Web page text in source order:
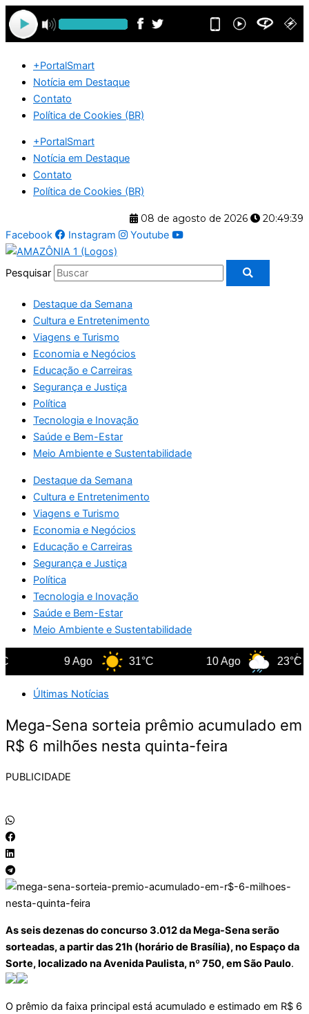
Ir
para
o
+PortalSmart
Notícia em Destaque
Contato
Política de Cookies (BR)
+PortalSmart
Notícia em Destaque
Contato
Política de Cookies (BR)
08 de agosto de 2026
20:49:39
Facebook
Instagram Youtube
Pesquisar
Destaque da Semana
Cultura e Entretenimento
Viagens e Turismo
Economia e Negócios
Educação e Carreiras
Segurança e Justiça
Política
Tecnologia e Inovação
Saúde e Bem-Estar
Meio Ambiente e Sustentabilidade
Destaque da Semana
Cultura e Entretenimento
Viagens e Turismo
Economia e Negócios
Educação e Carreiras
Segurança e Justiça
Política
Tecnologia e Inovação
Saúde e Bem-Estar
Meio Ambiente e Sustentabilidade
9 Ago 31°C 10 Ago 23°C
Últimas Notícias
Mega-Sena sorteia prêmio acumulado em
R$ 6 milhões nesta quinta-feira
PUBLICIDADE
As seis dezenas do concurso 3.012 da Mega-Sena serão
sorteadas, a partir das 21h (horário de Brasília), no Espaço da
Sorte, localizado na Avenida Paulista, nº 750, em São Paulo.
O prêmio da faixa principal está acumulado e estimado em R$ 6